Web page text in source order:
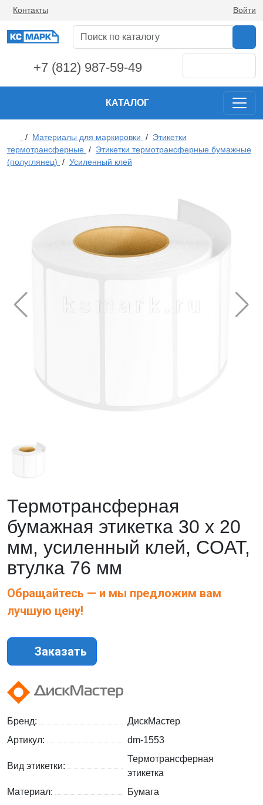
Контакты Войти
+7 (812) 987-59-49
КАТАЛОГ
/ Материалы для маркировки / Этикетки
термотрансферные / Этикетки термотрансферные бумажные
(полуглянец) / Усиленный клей
Термотрансферная
бумажная этикетка 30 х 20
мм, усиленный клей, COAT,
втулка 76 мм
Обращайтесь — и мы предложим вам
лучшую цену!
Заказать
Бренд:
ДискМастер
Артикул:
dm-1553
Вид этикетки:
Термотрансферная
этикетка
Материал:
Бумага